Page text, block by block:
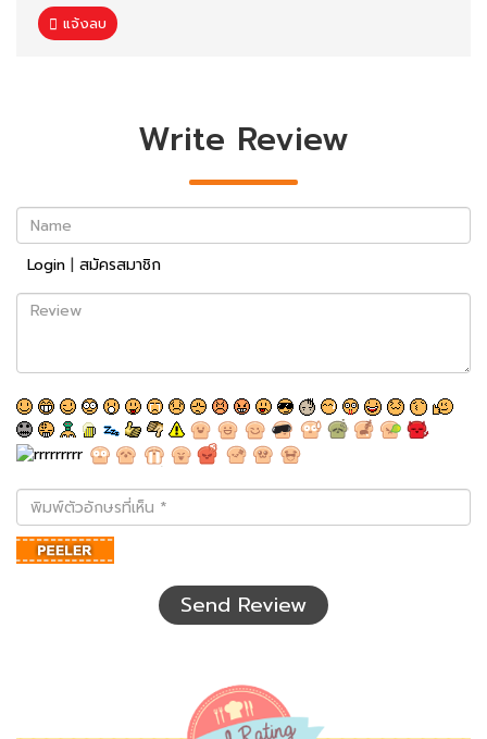
แจ้งลบ
Write Review
Name
Login | สมัครสมาชิก
Review
พิมพ์
ตัว
อักษร
ที่
Send Review